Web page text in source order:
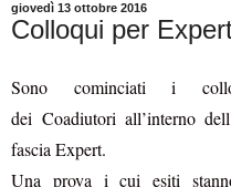
giovedì 13 ottobre 2016
Colloqui per
Sono cominciati i
dei Coadiutori all’interno
fascia Expert.
Una prova i cui esiti